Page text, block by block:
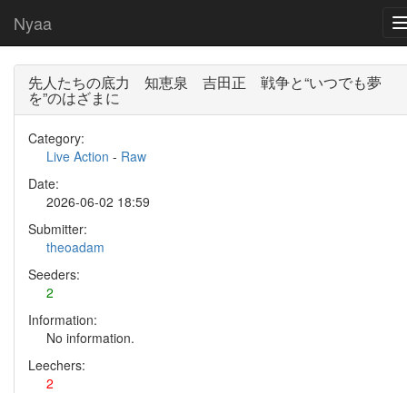
Nyaa
先人たちの底力 知恵泉 吉田正 戦争と“いつでも夢
を”のはざまに
Category:
Live Action - Raw
Date:
2026-06-02 18:59
Submitter:
theoadam
Seeders:
2
Information:
No information.
Leechers:
2